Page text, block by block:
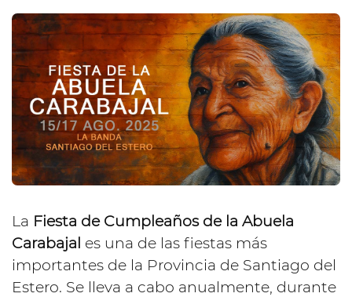
La Fiesta de Cumpleaños de la Abuela
Carabajal es una de las fiestas más
importantes de la Provincia de Santiago del
Estero. Se lleva a cabo anualmente, durante